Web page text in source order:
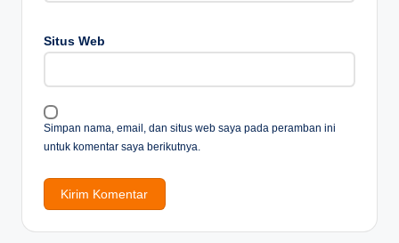
Situs Web
Simpan nama, email, dan situs web saya pada peramban ini
untuk komentar saya berikutnya.